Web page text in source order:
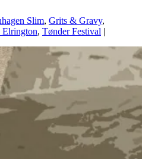
Slim, Grits & Gravy,
, Tønder Festival |